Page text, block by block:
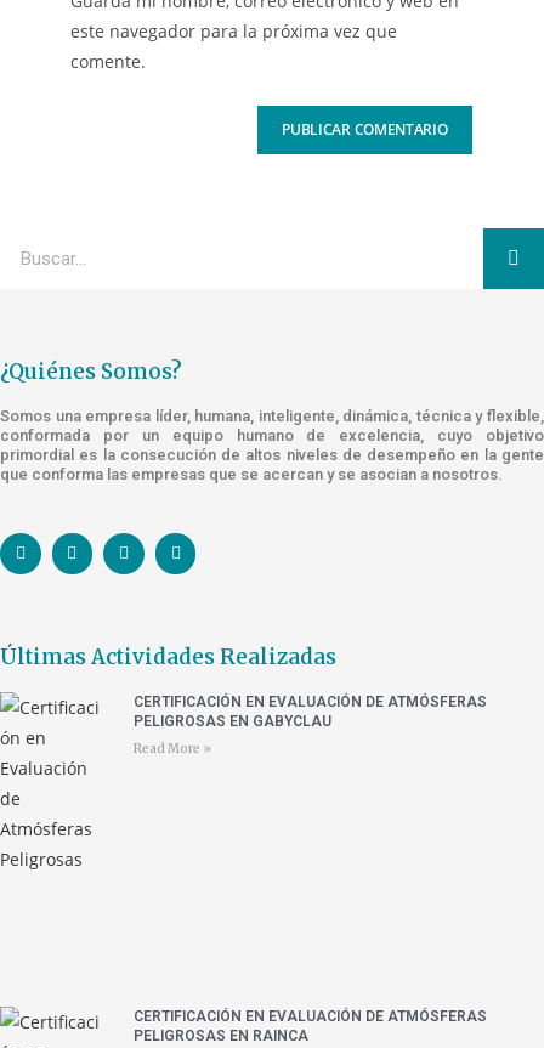
este navegador para la próxima vez que
comente.
¿Quiénes Somos?
Somos una empresa líder, humana, inteligente, dinámica, técnica y flexible,
conformada por un equipo humano de excelencia, cuyo objetivo
primordial es la consecución de altos niveles de desempeño en la gente
que conforma las empresas que se acercan y se asocian a nosotros.
Últimas Actividades Realizadas
CERTIFICACIÓN EN EVALUACIÓN DE ATMÓSFERAS
PELIGROSAS EN GABYCLAU
Read More »
CERTIFICACIÓN EN EVALUACIÓN DE ATMÓSFERAS
PELIGROSAS EN RAINCA